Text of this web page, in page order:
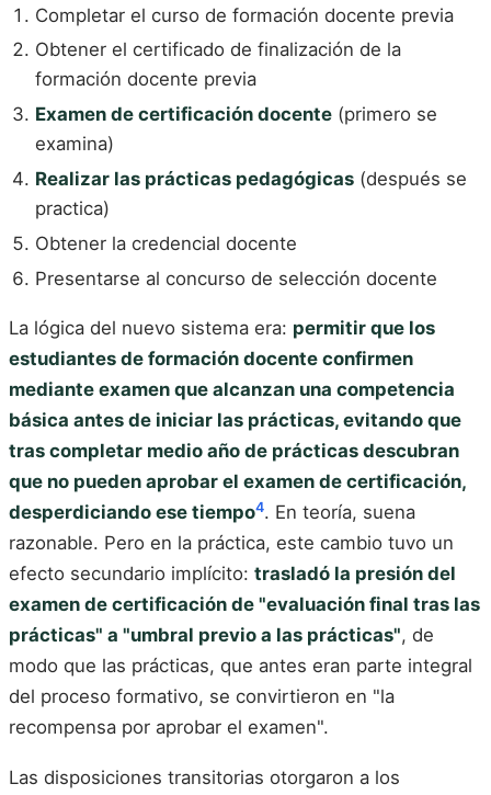
Completar el curso de formación docente previa
Obtener el certificado de finalización de la
formación docente previa
Examen de certificación docente (primero se
examina)
Realizar las prácticas pedagógicas (después se
practica)
Obtener la credencial docente
Presentarse al concurso de selección docente
La lógica del nuevo sistema era: permitir que los
estudiantes de formación docente confirmen
mediante examen que alcanzan una competencia
básica antes de iniciar las prácticas, evitando que
tras completar medio año de prácticas descubran
que no pueden aprobar el examen de certificación,
desperdiciando ese tiempo4. En teoría, suena
razonable. Pero en la práctica, este cambio tuvo un
efecto secundario implícito: trasladó la presión del
examen de certificación de "evaluación final tras las
prácticas" a "umbral previo a las prácticas", de
modo que las prácticas, que antes eran parte integral
del proceso formativo, se convirtieron en "la
recompensa por aprobar el examen".
Las disposiciones transitorias otorgaron a los